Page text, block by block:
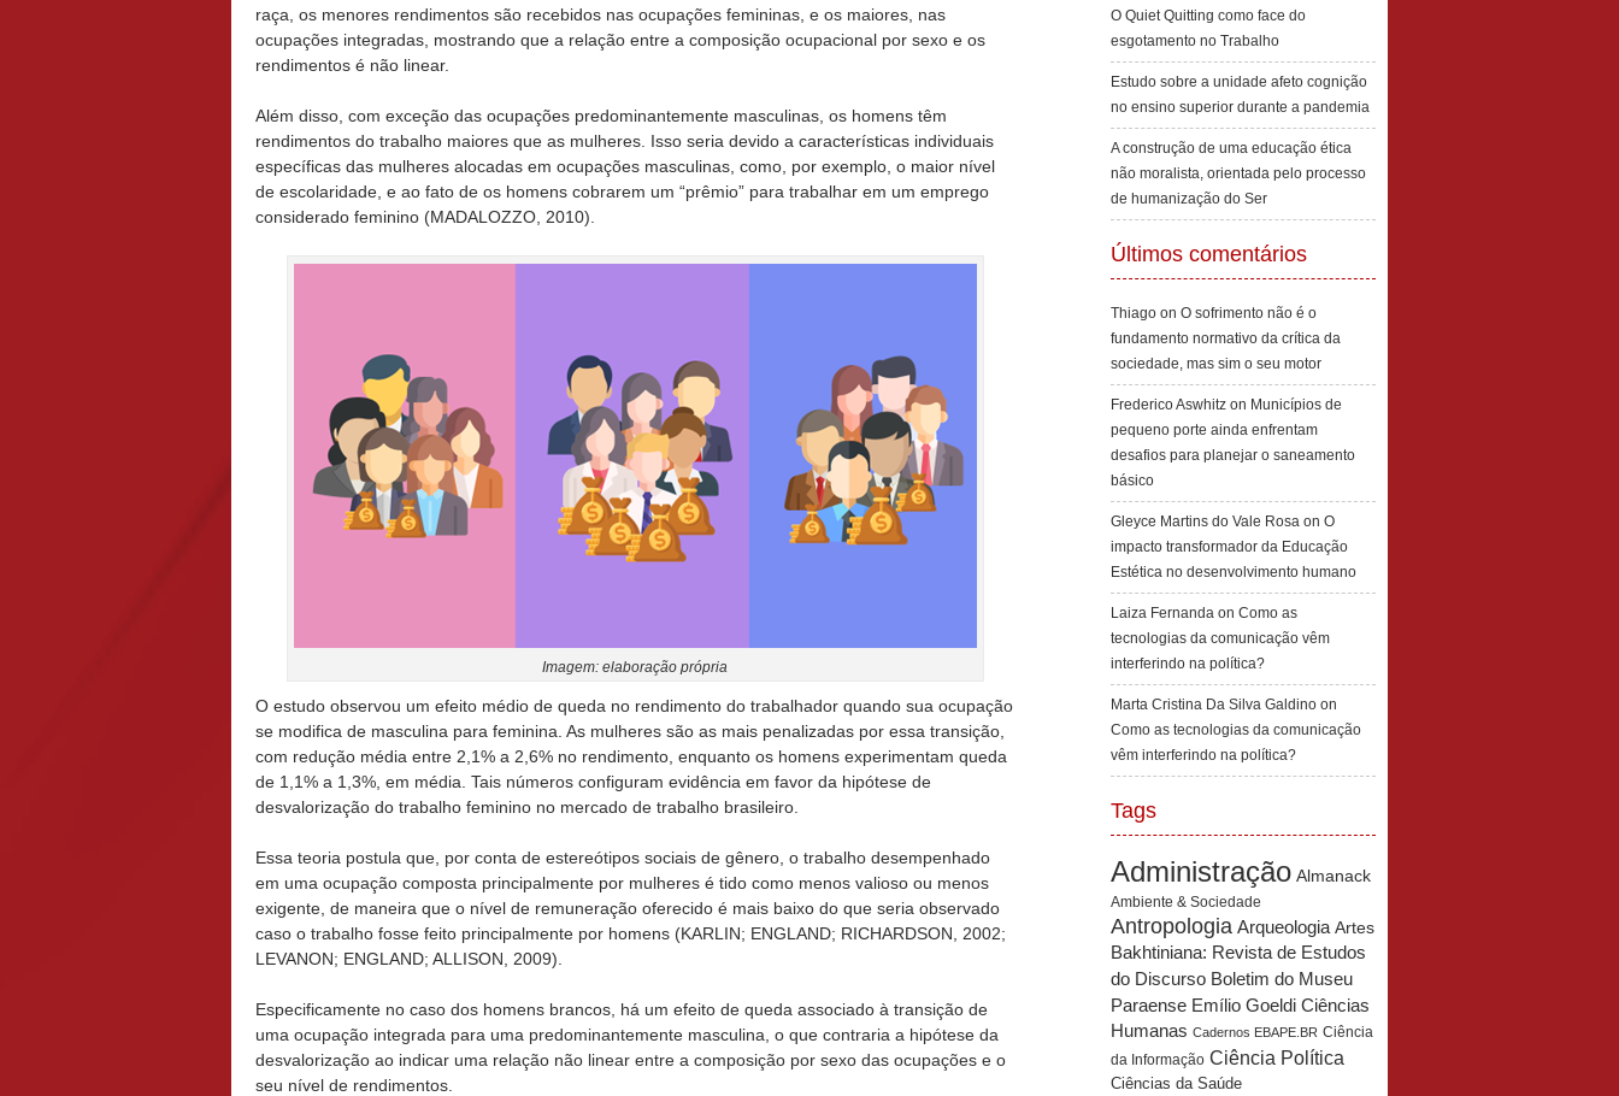
raça, os menores rendimentos são recebidos nas ocupações femininas, e os maiores, nas
ocupações integradas, mostrando que a relação entre a composição ocupacional por sexo e os
rendimentos é não linear.
Além disso, com exceção das ocupações predominantemente masculinas, os homens têm
rendimentos do trabalho maiores que as mulheres. Isso seria devido a características individuais
específicas das mulheres alocadas em ocupações masculinas, como, por exemplo, o maior nível
de escolaridade, e ao fato de os homens cobrarem um “prêmio” para trabalhar em um emprego
considerado feminino (MADALOZZO, 2010).
Imagem: elaboração própria
O estudo observou um efeito médio de queda no rendimento do trabalhador quando sua ocupação
se modifica de masculina para feminina. As mulheres são as mais penalizadas por essa transição,
com redução média entre 2,1% a 2,6% no rendimento, enquanto os homens experimentam queda
de 1,1% a 1,3%, em média. Tais números configuram evidência em favor da hipótese de
desvalorização do trabalho feminino no mercado de trabalho brasileiro.
Essa teoria postula que, por conta de estereótipos sociais de gênero, o trabalho desempenhado
em uma ocupação composta principalmente por mulheres é tido como menos valioso ou menos
exigente, de maneira que o nível de remuneração oferecido é mais baixo do que seria observado
caso o trabalho fosse feito principalmente por homens (KARLIN; ENGLAND; RICHARDSON, 2002;
LEVANON; ENGLAND; ALLISON, 2009).
Especificamente no caso dos homens brancos, há um efeito de queda associado à transição de
uma ocupação integrada para uma predominantemente masculina, o que contraria a hipótese da
desvalorização ao indicar uma relação não linear entre a composição por sexo das ocupações e o
seu nível de rendimentos.
O Quiet Quitting como face do
esgotamento no Trabalho
Estudo sobre a unidade afeto cognição
no ensino superior durante a pandemia
A construção de uma educação ética
não moralista, orientada pelo processo
de humanização do Ser
Últimos comentários
Thiago on O sofrimento não é o
fundamento normativo da crítica da
sociedade, mas sim o seu motor
Frederico Aswhitz on Municípios de
pequeno porte ainda enfrentam
desafios para planejar o saneamento
básico
Gleyce Martins do Vale Rosa on O
impacto transformador da Educação
Estética no desenvolvimento humano
Laiza Fernanda on Como as
tecnologias da comunicação vêm
interferindo na política?
Marta Cristina Da Silva Galdino on
Como as tecnologias da comunicação
vêm interferindo na política?
Tags
Administração Almanack
Ambiente & Sociedade
Antropologia Arqueologia Artes
Bakhtiniana: Revista de Estudos
do Discurso Boletim do Museu
Paraense Emílio Goeldi Ciências
Humanas Cadernos EBAPE.BR Ciência
da Informação Ciência Política
Ciências da Saúde